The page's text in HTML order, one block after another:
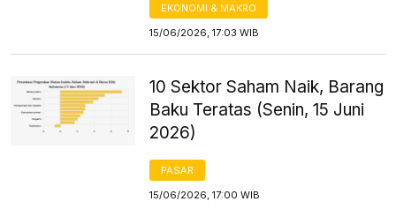
EKONOMI & MAKRO
15/06/2026, 17:03 WIB
10 Sektor Saham Naik, Barang
Baku Teratas (Senin, 15 Juni
2026)
PASAR
15/06/2026, 17:00 WIB